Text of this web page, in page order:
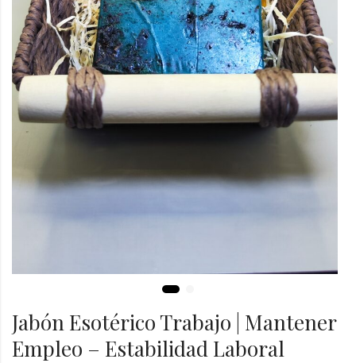
Jabón Esotérico Trabajo | Mantener
Empleo – Estabilidad Laboral